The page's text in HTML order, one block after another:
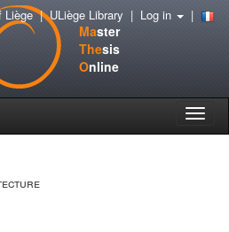
Master
Thesis
Online
Toggle
Liège|ULiège Library | Log in |